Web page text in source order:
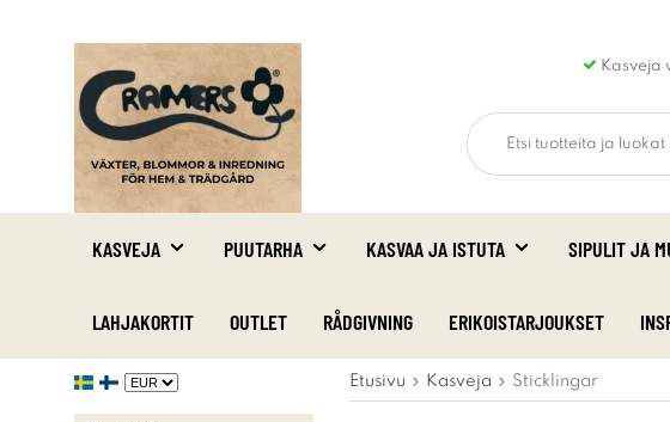
Kasveja
KASVEJA PUUTARHA KASVAA JA ISTUTA SIPULIT JA
LAHJAKORTIT OUTLET RÅDGIVNING ERIKOISTARJOUKSET
Etusivu Kasveja Sticklingar